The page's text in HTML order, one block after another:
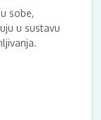
sobe,
u sustavu